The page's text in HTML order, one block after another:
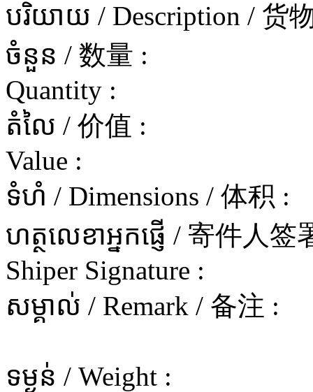
បរិយាយ / Description / 货
ចំនួន / 数量 :
Quantity :
តំលៃ / 价值 :
Value :
ទំហំ / Dimensions / 体积 :
ហត្ថលេខាអ្នកផ្ញើ / 寄件人
Shiper Signature :
សម្គាល់ / Remark / 备注 :
ទម្ងន់ / Weight :